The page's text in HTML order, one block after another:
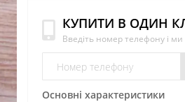
КУПИТИ В ОДИН
Введіть номер телефону і
Основні характеристики